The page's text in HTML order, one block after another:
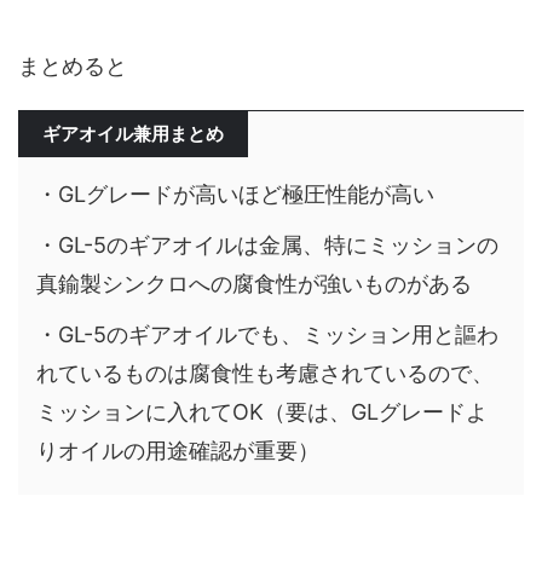
まとめると
ギアオイル兼用まとめ
・GLグレードが高いほど極圧性能が高い
・GL-5のギアオイルは金属、特にミッションの
真鍮製シンクロへの腐食性が強いものがある
・GL-5のギアオイルでも、ミッション用と謳わ
れているものは腐食性も考慮されているので、
ミッションに入れてOK（要は、GLグレードよ
りオイルの用途確認が重要）